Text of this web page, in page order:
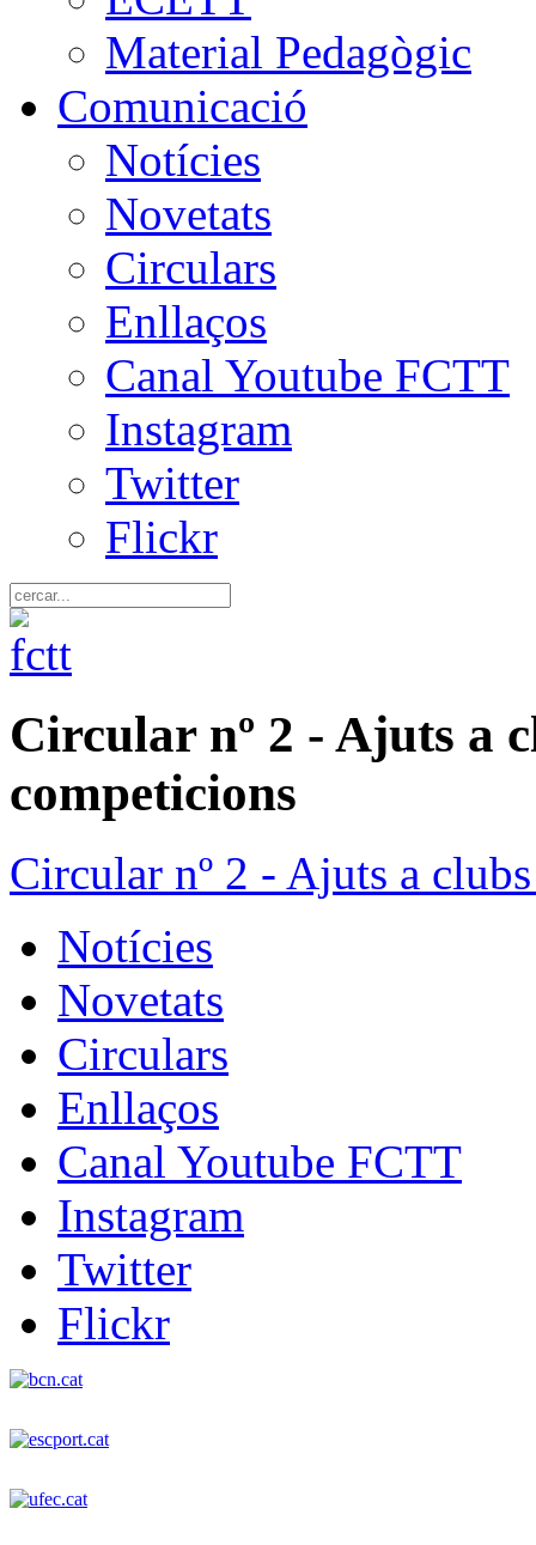
Material Pedagògic
Comunicació
Notícies
Novetats
Circulars
Enllaços
Canal Youtube FCTT
Instagram
Twitter
Flickr
Circular nº 2 - Ajuts a
competicions
Circular nº 2 - Ajuts a
Notícies
Novetats
Circulars
Enllaços
Canal Youtube FCTT
Instagram
Twitter
Flickr